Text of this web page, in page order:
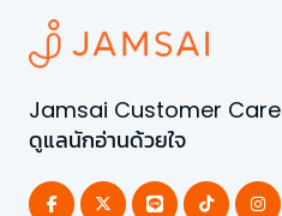
Jamsai Customer Care
ดูแลนักอ่านด้วยใจ